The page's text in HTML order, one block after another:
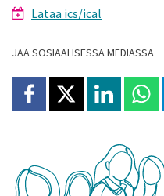
Lataa ics/ical
JAA SOSIAALISESSA MEDIASSA
Jaa Facebookissa
Jaa X:ssäJaa Jaa